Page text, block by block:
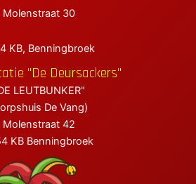
Molenstraat 30
KB, Benningbroek
"De Deursackers"
LEUTBUNKER"
De Vang)
Molenstraat 42
KB Benningbroek